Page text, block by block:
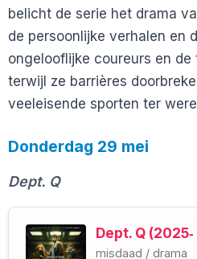
belicht de serie het drama
de persoonlijke verhalen en
ongelooflijke coureurs en de
terwijl ze barrières
veeleisende sporten ter
Donderdag 29 mei
Dept. Q
Dept. Q (2025‑
misdaad / drama